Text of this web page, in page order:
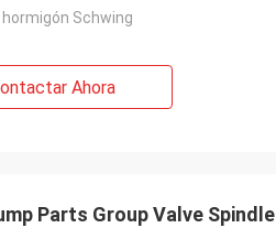
Schwing
Ahora
Parts Group Valve Spindle